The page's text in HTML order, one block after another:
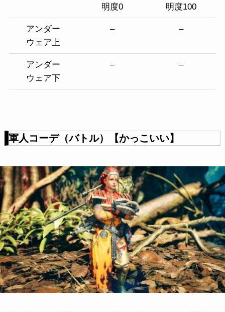
明度0
明度100
アンダー
ウェア上
– –
アンダー
ウェア下
– –
軍人コーデ（バトル）【かっこいい】